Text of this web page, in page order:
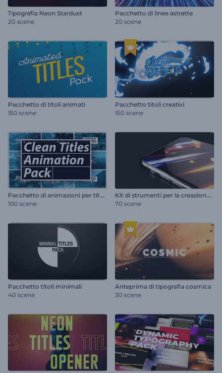
Tipografia Neon Stardust
20 scene
Pacchetto di linee astratte
20 scene
Pacchetto di titoli animati
150 scene
Pacchetto titoli creativi
150 scene
P
acchetto di animazioni per titoli puliti
100 scene
K
it di strumenti per la creazione di mockup di telefoni moderni
70 scene
Pacchetto titoli minimali
40 scene
Anteprima di tipografia cosmica
30 scene